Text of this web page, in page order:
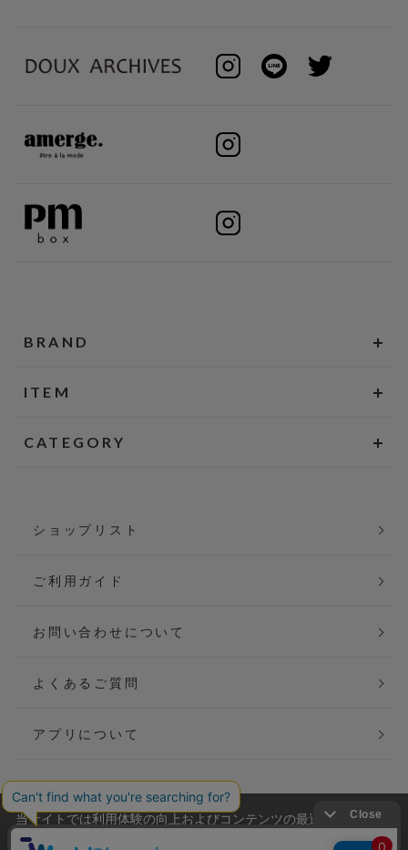
BRAND
ITEM
CATEGORY
ショップリスト
ご利用ガイド
お問い合わせについて
よくあるご質問
アプリについて
会社概要
当サイトでは利用体験の向上およびコンテンツの最適な提供、ト
ラフィックの分析を目的としてCookieを使用しています。